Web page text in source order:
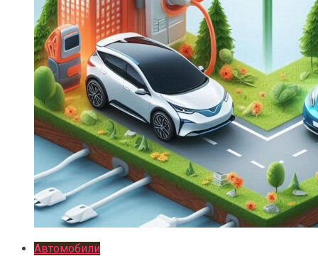
Автомобили